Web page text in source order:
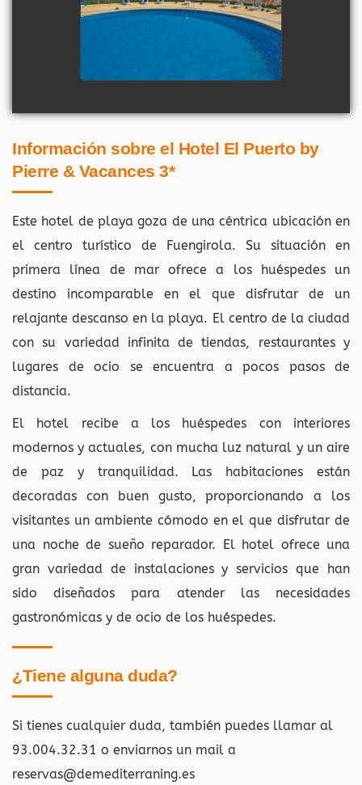
Información sobre el Hotel El Puerto by
Pierre & Vacances 3*
Este hotel de playa goza de una céntrica ubicación en
el centro turístico de Fuengirola. Su situación en
primera línea de mar ofrece a los huéspedes un
destino incomparable en el que disfrutar de un
relajante descanso en la playa. El centro de la ciudad
con su variedad infinita de tiendas, restaurantes y
lugares de ocio se encuentra a pocos pasos de
distancia.
El hotel recibe a los huéspedes con interiores
modernos y actuales, con mucha luz natural y un aire
de paz y tranquilidad. Las habitaciones están
decoradas con buen gusto, proporcionando a los
visitantes un ambiente cómodo en el que disfrutar de
una noche de sueño reparador. El hotel ofrece una
gran variedad de instalaciones y servicios que han
sido diseñados para atender las necesidades
gastronómicas y de ocio de los huéspedes.
¿Tiene alguna duda?
Si tienes cualquier duda, también puedes llamar al
93.004.32.31 o enviarnos un mail a
reservas@demediterraning.es